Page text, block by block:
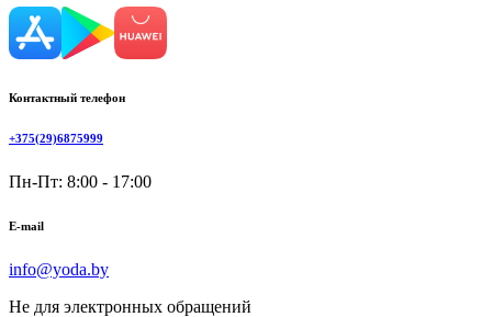
Контактный телефон
+375(29)6875999
Пн-Пт: 8:00 - 17:00
E-mail
info@yoda.by
Не для электронных обращений